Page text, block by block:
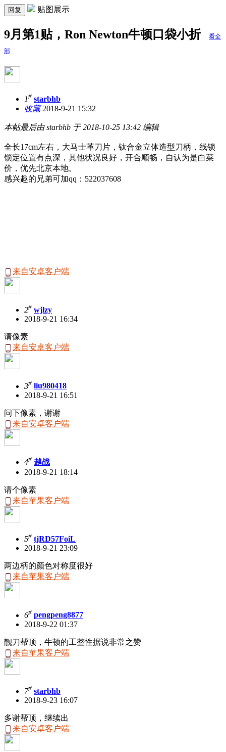
回复 贴图展示
9月第1贴，Ron Newton牛顿口袋小折 看全
部
1# starbhb
收藏2018-9-21 15:32
本帖最后由 starbhb 于 2018-10-25 13:42 编辑
全长17cm左右，大马士革刀片，钛合金立体造型刀柄，线锁
锁定位置有点深，其他状况良好，开合顺畅，自认为是白菜
价，优先北京本地。
感兴趣的兄弟可加qq：522037608
来自安卓客户端
2# wjlzy
2018-9-21 16:34
请像素
来自安卓客户端
3# liu980418
2018-9-21 16:51
问下像素，谢谢
来自安卓客户端
4# 越战
2018-9-21 18:14
请个像素
来自苹果客户端
5# tjRD57FoiL
2018-9-21 23:09
两边柄的颜色对称度很好
来自苹果客户端
6# pengpeng8877
2018-9-22 01:37
靓刀帮顶，牛顿的工整性据说非常之赞
来自苹果客户端
7# starbhb
2018-9-23 16:07
多谢帮顶，继续出
来自安卓客户端